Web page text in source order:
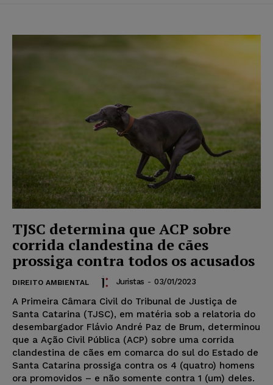
TJSC determina que ACP sobre
corrida clandestina de cães
prossiga contra todos os acusados
DIREITO AMBIENTAL Juristas - 03/01/2023
A Primeira Câmara Civil do Tribunal de Justiça de
Santa Catarina (TJSC), em matéria sob a relatoria do
desembargador Flávio André Paz de Brum, determinou
que a Ação Civil Pública (ACP) sobre uma corrida
clandestina de cães em comarca do sul do Estado de
Santa Catarina prossiga contra os 4 (quatro) homens
ora promovidos – e não somente contra 1 (um) deles.